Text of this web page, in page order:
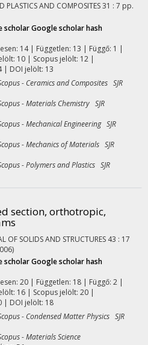
PLASTICS AND COMPOSITES31 : 7 pp.
scholarGoogle scholar hash
14| Független: 13 | Függő: 1 |
10 | Scopus jelölt: 12 |
| DOI jelölt: 13
- Ceramics and Composites SJR
- Materials Chemistry SJR
- Mechanical Engineering SJR
- Mechanics of Materials SJR
- Polymers and Plastics SJR
section, orthotropic,
OF SOLIDS AND STRUCTURES 43 : 17
scholarGoogle scholar hash
20| Független: 18 | Függő: 2 |
16 | Scopus jelölt: 20 |
| DOI jelölt: 18
- Condensed Matter Physics SJR
- Materials Science